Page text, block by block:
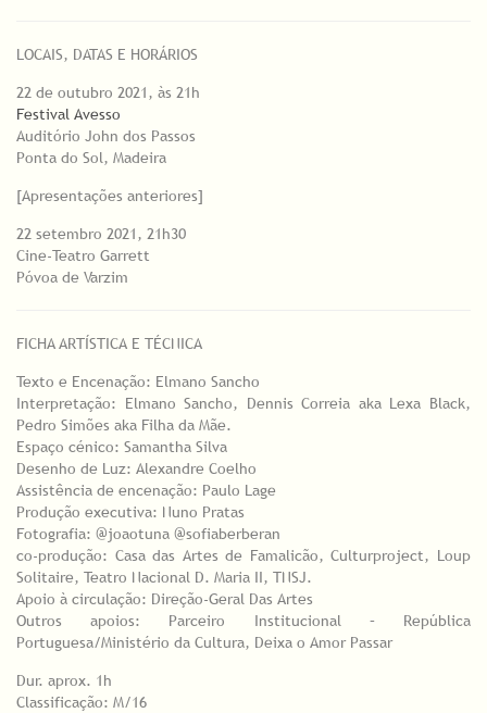
LOCAIS, DATAS E HORÁRIOS
22 de outubro 2021, às 21h
Festival Avesso
Auditório John dos Passos
Ponta do Sol, Madeira
[Apresentações anteriores]
22 setembro 2021, 21h30
Cine-Teatro Garrett
Póvoa de Varzim
FICHA ARTÍSTICA E TÉCNICA
Texto e Encenação: Elmano Sancho
Interpretação: Elmano Sancho, Dennis Correia aka Lexa Black,
Pedro Simões aka Filha da Mãe.
Espaço cénico: Samantha Silva
Desenho de Luz: Alexandre Coelho
Assistência de encenação: Paulo Lage
Produção executiva: Nuno Pratas
Fotografia: @joaotuna @sofiaberberan
co-produção: Casa das Artes de Famalicão, Culturproject, Loup
Solitaire, Teatro Nacional D. Maria II, TNSJ.
Apoio à circulação: Direção-Geral Das Artes
Outros apoios: Parceiro Institucional – República
Portuguesa/Ministério da Cultura, Deixa o Amor Passar
Dur. aprox. 1h
Classificação: M/16